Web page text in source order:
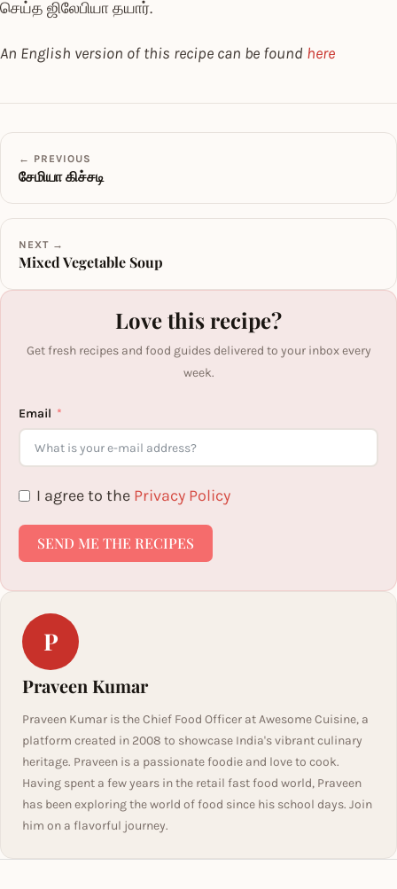
செய்த ஜிலேபியா தயார்.
An English version of this recipe can be found here
← PREVIOUS
சேமியா கிச்சடி
NEXT →
Mixed Vegetable Soup
Love this recipe?
Get fresh recipes and food guides delivered to your inbox every
week.
Email
I agree to the Privacy Policy
SEND ME THE RECIPES
P
Praveen Kumar
Praveen Kumar is the Chief Food Officer at Awesome Cuisine, a
platform created in 2008 to showcase India's vibrant culinary
heritage. Praveen is a passionate foodie and love to cook.
Having spent a few years in the retail fast food world, Praveen
has been exploring the world of food since his school days. Join
him on a flavorful journey.